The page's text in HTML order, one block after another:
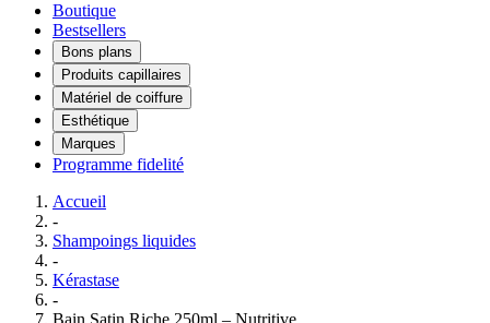
Boutique
Bestsellers
Bons plans
Produits capillaires
Matériel de coiffure
Esthétique
Marques
Programme fidelité
Accueil
-
Shampoings liquides
-
Kérastase
-
Bain Satin Riche 250ml – Nutritive